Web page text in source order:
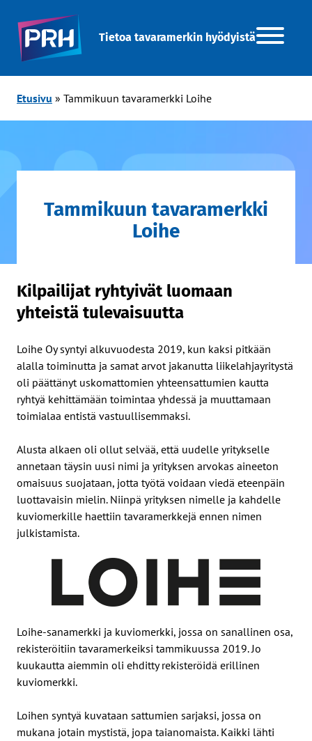
Tietoa tavaramerkin hyödyistä
Etusivu » Tammikuun tavaramerkki Loihe
Tammikuun tavaramerkki
Loihe
Kilpailijat ryhtyivät luomaan
yhteistä tulevaisuutta
Loihe Oy syntyi alkuvuodesta 2019, kun kaksi pitkään
alalla toiminutta ja samat arvot jakanutta liikelahjayritystä
oli päättänyt uskomattomien yhteensattumien kautta
ryhtyä kehittämään toimintaa yhdessä ja muuttamaan
toimialaa entistä vastuullisemmaksi.
Alusta alkaen oli ollut selvää, että uudelle yritykselle
annetaan täysin uusi nimi ja yrityksen arvokas aineeton
omaisuus suojataan, jotta työtä voidaan viedä eteenpäin
luottavaisin mielin. Niinpä yrityksen nimelle ja kahdelle
kuviomerkille haettiin tavaramerkkejä ennen nimen
julkistamista.
Loihe-sanamerkki ja kuviomerkki, jossa on sanallinen osa,
rekisteröitiin tavaramerkeiksi tammikuussa 2019. Jo
kuukautta aiemmin oli ehditty rekisteröidä erillinen
kuviomerkki.
Loihen syntyä kuvataan sattumien sarjaksi, jossa on
mukana jotain mystistä, jopa taianomaista. Kaikki lähti